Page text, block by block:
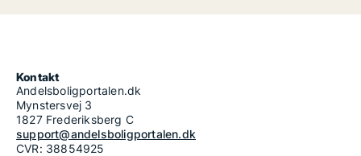
Kontakt
Andelsboligportalen.dk
Mynstersvej 3
1827 Frederiksberg C
support@andelsboligportalen.dk
CVR: 38854925